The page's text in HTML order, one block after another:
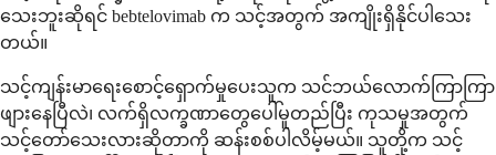
သေးဘူးဆိုရင် bebtelovimab က သင့်အတွက် အကျိုးရှိနိုင်ပါသေး
တယ်။
သင့်ကျန်းမာရေးစောင့်ရှောက်မှုပေးသူက သင်ဘယ်လောက်ကြာကြာ
ဖျားနေပြီလဲ၊ လက်ရှိလက္ခဏာတွေပေါ်မူတည်ပြီး ကုသမှုအတွက်
သင့်တော်သေးလားဆိုတာကို ဆန်းစစ်ပါလိမ့်မယ်။ သူတို့က သင့်